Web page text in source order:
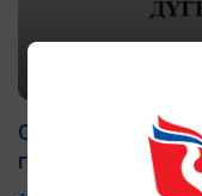
Сэтгүүл зүйн ёс
гарлаа